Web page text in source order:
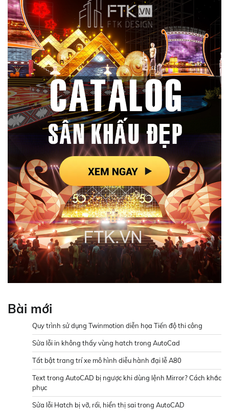
Bài mới
Quy trình sử dụng Twinmotion diễn họa Tiến độ thi công
Sửa lỗi in không thấy vùng hatch trong AutoCad
Tất bật trang trí xe mô hình diễu hành đại lễ A80
Text trong AutoCAD bị ngược khi dùng lệnh Mirror? Cách khắc
phục
Sửa lỗi Hatch bị vỡ, rối, hiển thị sai trong AutoCAD